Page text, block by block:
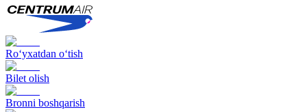
Ro‘yxatdan o‘tish
Bilet olish
Bronni boshqarish